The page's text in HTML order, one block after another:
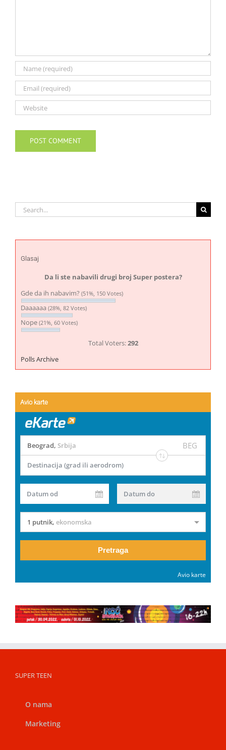
Search
for:
Glasaj
Da li ste nabavili drugi broj Super postera?
Gde da ih nabavim? (51%, 150 Votes)
Daaaaaa (28%, 82 Votes)
Nope (21%, 60 Votes)
Total Voters:292
Polls Archive
Avio karte
Beograd, Srbija BEG
Destinacija (grad ili aerodrom)
Datum od Datum do
1 putnik, ekonomska
Pretraga
Avio karte
SUPER TEEN
O nama
Marketing